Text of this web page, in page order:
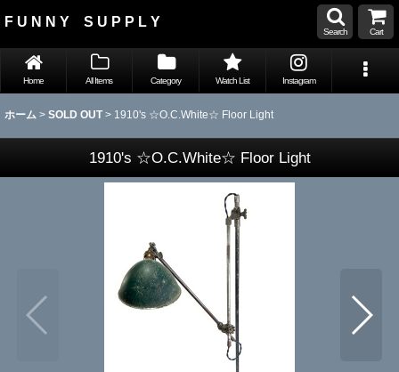
F U N N Y S U P P L Y
Search Cart
Home All Items Category Watch List Instagram
ホーム > SOLD OUT > 1910's ☆O.C.White☆ Floor Light
1910's ☆O.C.White☆ Floor Light